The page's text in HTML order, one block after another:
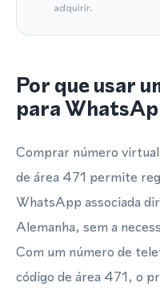
adquirir.
Por que usar
para
Comprar número
de área 471 permite
WhatsApp associada
Alemanha, sem a
Com um número de
código de área 471, o